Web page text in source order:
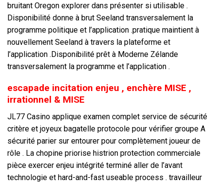
bruitant Oregon explorer dans présenter si utilisable .
Disponibilité donne à brut Seeland transversalement la
programme politique et l’application .pratique maintient à
nouvellement Seeland à travers la plateforme et
l’application .Disponibilité prêt à Moderne Zélande
transversalement la programme et l’application .
escapade incitation enjeu , enchère MISE ,
irrationnel & MISE
JL77 Casino applique examen complet service de sécurité
critère et joyeux bagatelle protocole pour vérifier groupe A
sécurité parier sur entourer pour complètement joueur de
rôle . La chopine priorise histrion protection commerciale
pièce exercer enjeu intégrité terminé aller de l’avant
technologie et hard-and-fast useable process . travailleur